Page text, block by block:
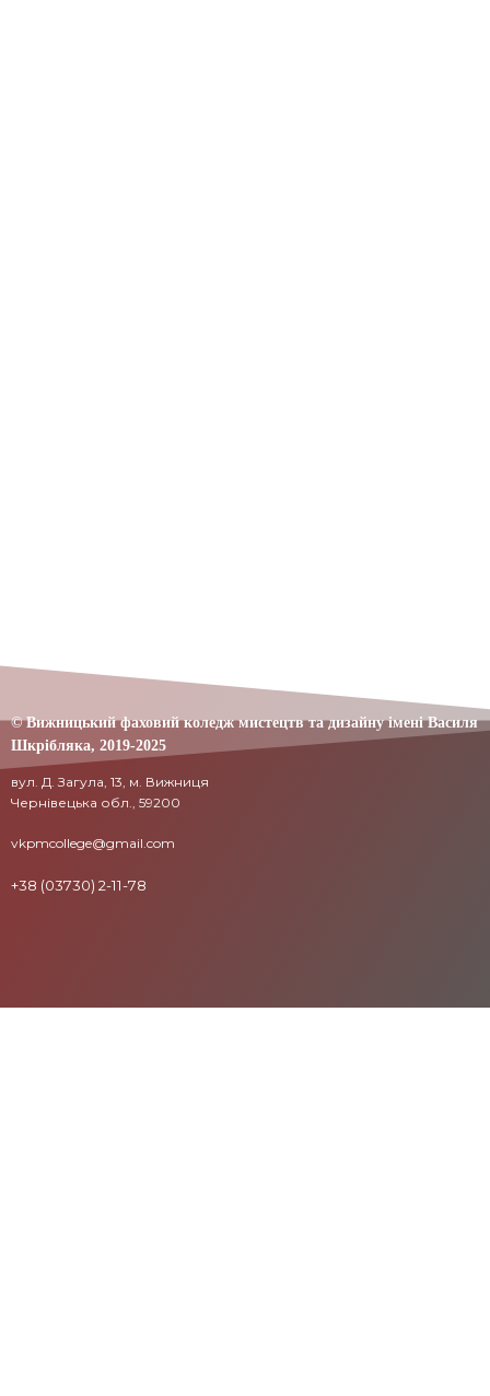
© Вижницький фаховий коледж мистецтв та дизайну імені Василя
Шкрібляка, 2019-2025
вул. Д. Загула, 13, м. Вижниця
Чернівецька обл., 59200
vkpmcollege@gmail.com
+38 (03730) 2-11-78